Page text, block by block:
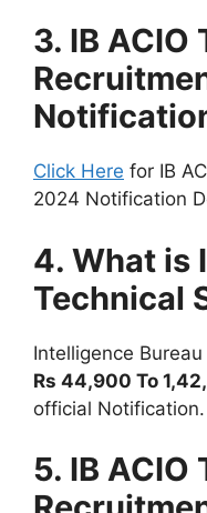
3. IB ACIO
Click Here for IB
2024 Notification
4. What is
Technical
Intelligence
Rs 44,900 To
official Notification.
5. IB ACIO